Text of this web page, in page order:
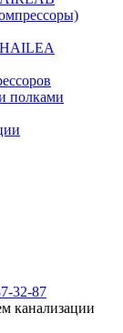
полками
32-87
канализации